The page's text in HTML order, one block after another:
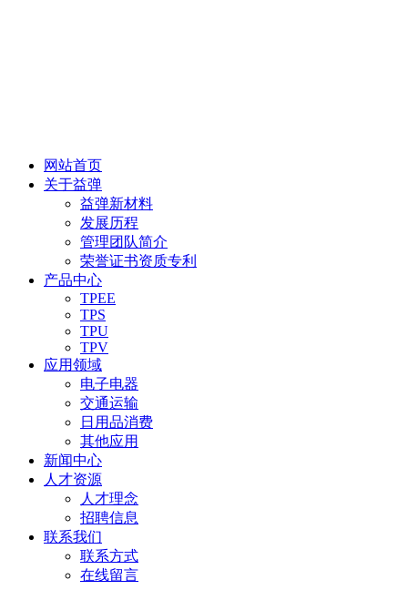
网站首页
关于益弹
益弹新材料
发展历程
管理团队简介
荣誉证书资质专利
产品中心
TPEE
TPS
TPU
TPV
应用领域
电子电器
交通运输
日用品消费
其他应用
新闻中心
人才资源
人才理念
招聘信息
联系我们
联系方式
在线留言